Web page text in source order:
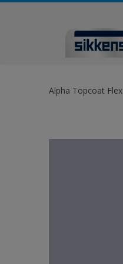
Alpha Topcoat Flex